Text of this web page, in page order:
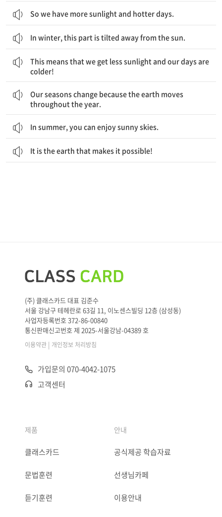
So we have more sunlight and hotter days.
In winter, this part is tilted away from the sun.
This means that we get less sunlight and our days are
colder!
Our seasons change because the earth moves
throughout the year.
In summer, you can enjoy sunny skies.
It is the earth that makes it possible!
(주) 클래스카드 대표 김준수
서울 강남구 테헤란로 63길 11, 이노센스빌딩 12층 (삼성동)
사업자등록번호 372-86-00840
통신판매신고번호 제 2025-서울강남-04389 호
이용약관 | 개인정보 처리방침
가입문의 070-4042-1075
고객센터
제품
클래스카드
문법훈련
듣기훈련
안내
공식제공 학습자료
선생님카페
이용안내